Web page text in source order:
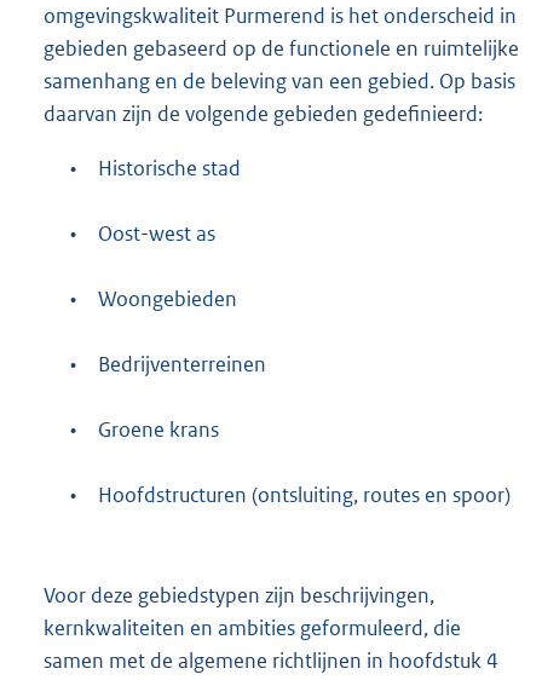
omgevingskwaliteit Purmerend is het onderscheid in
gebieden gebaseerd op de functionele en ruimtelijke
samenhang en de beleving van een gebied. Op basis
daarvan zijn de volgende gebieden gedefinieerd:
• Historische stad
• Oost-west as
• Woongebieden
• Bedrijventerreinen
• Groene krans
• Hoofdstructuren (ontsluiting, routes en spoor)
Voor deze gebiedstypen zijn beschrijvingen,
kernkwaliteiten en ambities geformuleerd, die
samen met de algemene richtlijnen in hoofdstuk 4